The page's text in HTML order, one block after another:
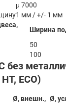
μ 7000
1 мм / +/- 1 мм
Ширина
50
100
ECO)
Ø, внешн., Ø,